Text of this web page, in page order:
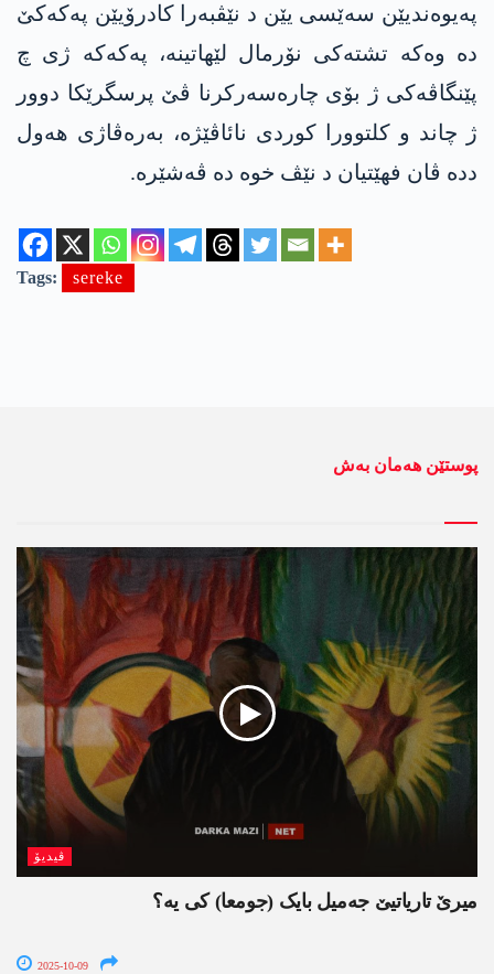
پەیوەندیێن سەێسی یێن د نێڤبەرا کادرۆیێن پەکەکێ
دە وەکە تشتەکی نۆرمال لێهاتینە، پەکەکە ژی چ
پێنگاڤەکی ژ بۆی چارەسەرکرنا ڤێ پرسگرێکا دوور
ژ چاند و کلتوورا کوردی نائاڤێژە، بەرەڤاژی هەول
ددە ڤان فهێتیان د نێڤ خوە دە ڤەشێرە.
Tags: sereke
پوستێن ھەمان بەش
ڤیدیۆ
میرێ تاریاتیێ جەمیل بایک (جومعا) کی یە؟
2025-10-09